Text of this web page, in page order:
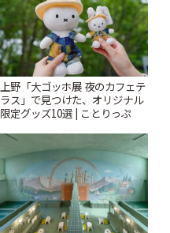
上野「大ゴッホ展 夜のカフェテ
ラス」で見つけた、オリジナル
限定グッズ10選 | ことりっぷ